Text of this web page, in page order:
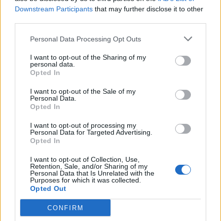
Downstream Participants that may further disclose it to other
Personal Data Processing Opt Outs
I want to opt-out of the Sharing of my
personal data.
Opted In
I want to opt-out of the Sale of my
Personal Data.
Opted In
I want to opt-out of processing my
Personal Data for Targeted Advertising.
Opted In
I want to opt-out of Collection, Use,
Retention, Sale, and/or Sharing of my
Personal Data that Is Unrelated with the
Purposes for which it was collected.
Opted Out
CONFIRM